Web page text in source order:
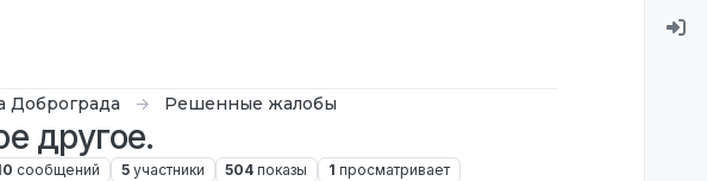
Доброграда Решенные жалобы
другое.
сообщений 5 участники 504 показы 1 просматривает